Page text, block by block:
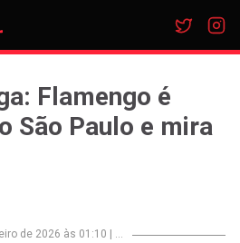
Flamengo é
São Paulo e mira
de 2026 às 01:10 ...